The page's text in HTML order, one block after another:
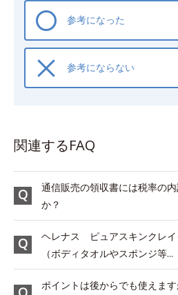
参考になった
参考にならない
関連するFAQ
通信販売の領収書には税率の
か？
ヘレナス ピュアスキンクレ
（ボディタオルやスポンジ等...
ポイントは後からでも使えま